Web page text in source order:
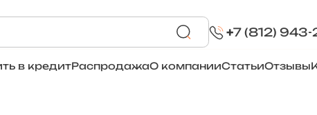
+7 (812)
в кредитРаспродажаО компанииСтатьиОтзывы